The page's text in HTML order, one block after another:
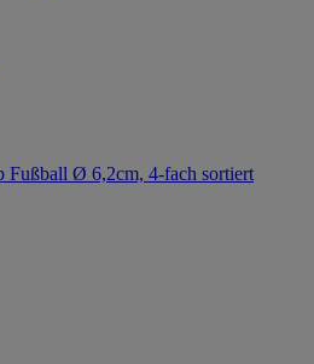
Fußball Ø 6,2cm, 4-fach sortiert